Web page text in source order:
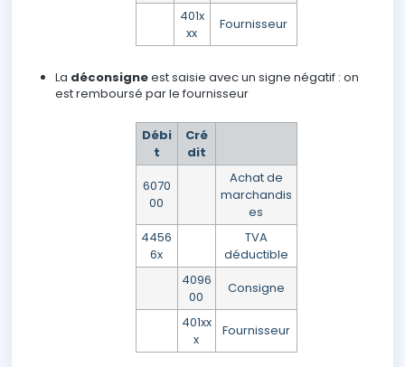
401x
xx
Fournisseur
La déconsigneest saisie avec un signe négatif : on
est remboursé par le fournisseur
Débi
t
Cré
dit
6070
00
Achat de
marchandis
es
4456
6x
TVA
déductible
4096
00
Consigne
401xx
x
Fournisseur